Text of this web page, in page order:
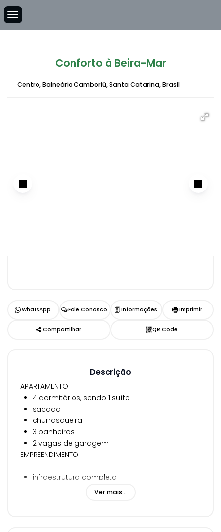
Conforto à Beira-Mar
Centro,Balneário Camboriú,Santa Catarina,Brasil
WhatsApp Fale Conosco Informações Imprimir
Compartilhar QR Code
Descrição
APARTAMENTO
4 dormitórios, sendo 1 suíte
sacada
churrasqueira
3 banheiros
2 vagas de garagem
EMPREENDIMENTO
infraestrutura completa
Ver mais...